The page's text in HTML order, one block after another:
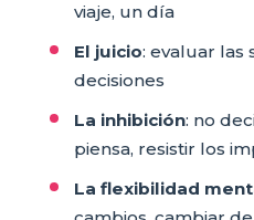
viaje, un día
El juicio: evaluar las
decisiones
La inhibición: no
piensa, resistir los
La flexibilidad